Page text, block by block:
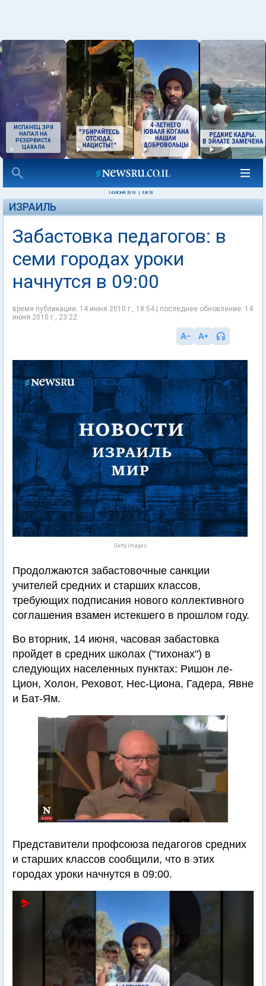
ИСПАНЕЦ ЗРЯ
НАПАЛ НА
РЕЗЕРВИСТА
ЦАХАЛА
14 ИЮНЯ 2010 08:10
ИЗРАИЛЬ
Забастовка педагогов: в
семи городах уроки
начнутся в 09:00
время публикации: 14 июня 2010 г., 18:54 | последнее обновление: 14
июня 2010 г., 23:22
Getty Images
Продолжаются забастовочные санкции
учителей средних и старших классов,
требующих подписания нового коллективного
соглашения взамен истекшего в прошлом году.
Во вторник, 14 июня, часовая забастовка
пройдет в средних школах ("тихонах") в
следующих населенных пунктах: Ришон ле-
Цион, Холон, Реховот, Нес-Циона, Гадера, Явне
и Бат-Ям.
Представители профсоюза педагогов средних
и старших классов сообщили, что в этих
городах уроки начнутся в 09:00.